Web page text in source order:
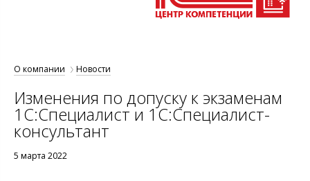
О компании Новости
Изменения по допуску к экзаменам
1С:Специалист и 1С:Специалист-
консультант
5 марта 2022